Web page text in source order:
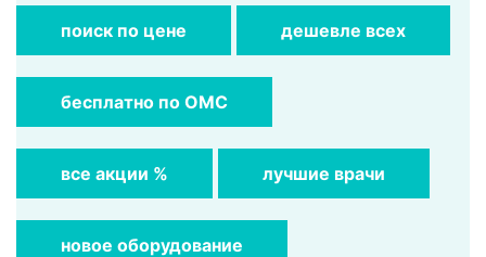
поиск по цене дешевле всех
бесплатно по ОМС
все акции % лучшие врачи
новое оборудование